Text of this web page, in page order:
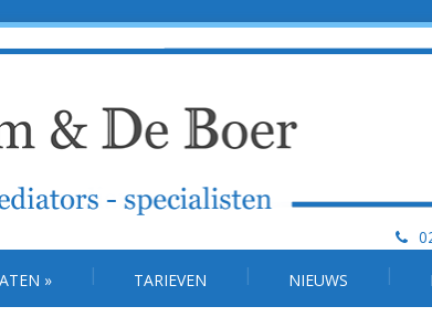
» TARIEVEN NIEUWS